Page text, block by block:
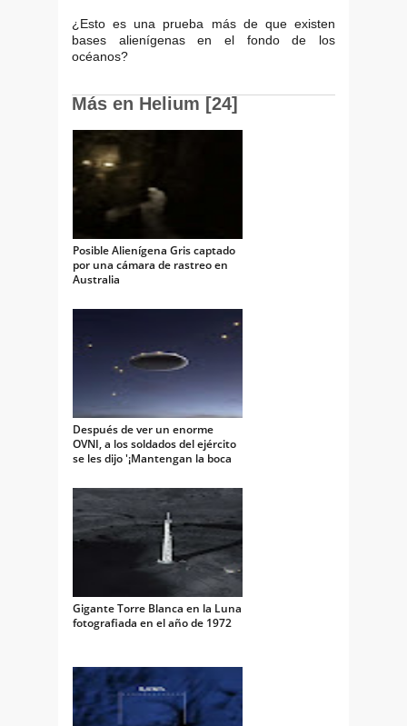
¿Esto es una prueba más de que existen
bases alienígenas en el fondo de los
océanos?
Más en Helium [24]
Posible Alienígena Gris captado
por una cámara de rastreo en
Australia
Después de ver un enorme
OVNI, a los soldados del ejército
se les dijo '¡Mantengan la boca
Gigante Torre Blanca en la Luna
fotografiada en el año de 1972